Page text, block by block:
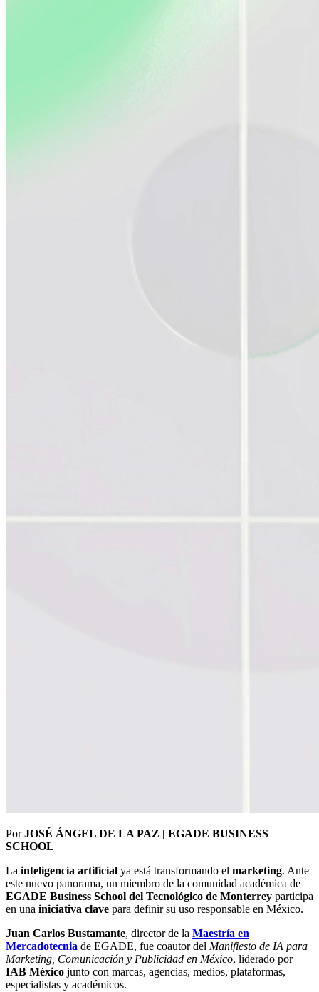
PorJOSÉ ÁNGEL DE LA PAZ | EGADE BUSINESS
SCHOOL
La inteligencia artificial ya está transformando el marketing. Ante
este nuevo panorama, un miembro de la comunidad académica de
EGADE Business School del Tecnológico de Monterrey participa
en una iniciativa clave para definir su uso responsable en México.
Juan Carlos Bustamante, director de la Maestría en
Mercadotecnia de EGADE, fue coautor del Manifiesto de IA para
Marketing, Comunicación y Publicidad en México, liderado por
IAB México junto con marcas, agencias, medios, plataformas,
especialistas y académicos.